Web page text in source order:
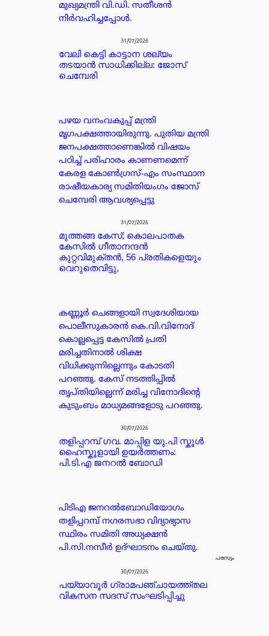
മുഖ്യമന്ത്രി വി.ഡി. സതീശൻ
നിർവഹിച്ചപ്പോൾ.
31/07/2026
വേലി കെട്ടി കാട്ടാന ശല്യം
തടയാൻ സാധിക്കില്ല: ജോസ്
ചെമ്പേരി
പഴയ വനംവകുപ്പ് മന്ത്രി
മൃഗപക്ഷത്തായിരുന്നു. പുതിയ മന്ത്രി
ജനപക്ഷത്താണെങ്കിൽ വിഷയം
പഠിച്ച് പരിഹാരം കാണണമെന്ന്
കേരള കോൺഗ്രസ്-എം സംസ്ഥാന
രാഷീയകാര്യ സമിതിയംഗം ജോസ്
ചെമ്പേരി ആവശ്യപ്പെട്ടു
31/07/2026
മുത്തങ്ങ കേസ്; കൊലപാതക
കേസില്‍ ഗീതാനന്ദൻ
കുറ്റവിമുക്തന്‍, 56 പ്രതികളെയും
വെറുതെവിട്ടു,
കണ്ണൂർ ചെങ്ങളായി സ്വദേശിയായ
പൊലീസുകാരൻ കെ.വി.വിനോദ്
കൊല്ലപ്പെട്ട കേസിൽ പ്രതി
മരിച്ചതിനാൽ ശിക്ഷ
വിധിക്കുന്നില്ലെന്നും കോടതി
പറഞ്ഞു. കേസ് നടത്തിപ്പിൽ
തൃപ്തിയില്ലെന്ന് മരിച്ച വിനോദിന്റെ
കുടുംബം മാധ്യമങ്ങളോടു പറഞ്ഞു.
30/07/2026
തളിപ്പറമ്പ് ഗവ. മാപ്പിള യു.പി സ്കൂൾ
ഹൈസ്കൂളായി ഉയർത്തണം:
പി.ടി.എ ജനറൽ ബോഡി
പിടിഎ ജനറൽബോഡിയോഗം
തളിപ്പറമ്പ് നഗരസഭാ വിദ്യാഭ്യാസ
സ്ഥിരം സമിതി അധ്യക്ഷൻ
പി.സി.നസീർ ഉദ്ഘാടനം ചെയ്തു.
പരസ്യം
30/07/2026
പയ്യാവൂർ ഗ്രാമപഞ്ചായത്ത്തല
വികസന സദസ് സംഘടിപ്പിച്ചു